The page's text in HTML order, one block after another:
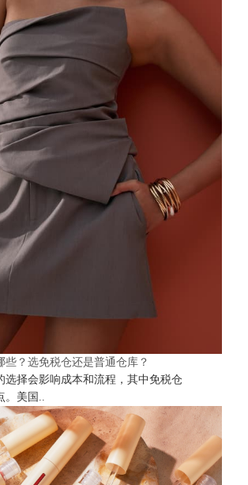
些？选免税仓还是普通仓库？
选择会影响成本和流程，其中免税仓
美国..